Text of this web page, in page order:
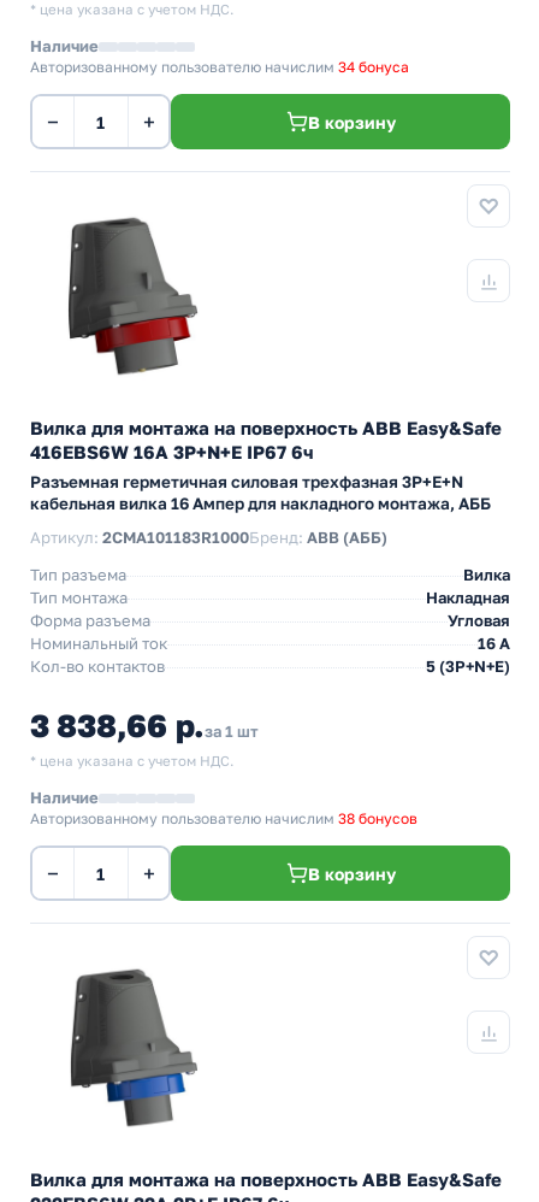
* цена указана с учетом НДС.
Наличие
Авторизованному пользователю начислим 34 бонуса
− + В корзину
Вилка для монтажа на поверхность ABB Easy&Safe
416EBS6W 16A 3P+N+E IP67 6ч
Разъемная герметичная силовая трехфазная 3P+E+N
кабельная вилка 16 Ампер для накладного монтажа, АББ
Артикул: 2CMA101183R1000Бренд: ABB (АББ)
Тип разъема
Вилка
Тип монтажа
Накладная
Форма разъема
Угловая
Номинальный ток
16 А
Кол-во контактов
5 (3P+N+E)
3 838,66 р.за 1 шт
* цена указана с учетом НДС.
Наличие
Авторизованному пользователю начислим 38 бонусов
− + В корзину
Вилка для монтажа на поверхность ABB Easy&Safe